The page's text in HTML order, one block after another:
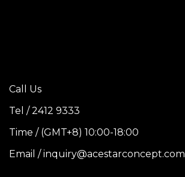
Call Us
Tel / 2412 9333
Time / (GMT+8) 10:00-18:00
Email / inquiry@acestarconcept.com